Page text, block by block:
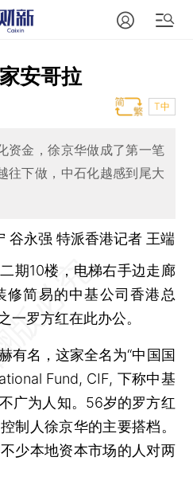
安哥拉
T中
资金，徐京华做成了第一笔
往下做，中石化越感到尾大
谷永强 特派香港记者 王端
10楼，电梯右手边走廊
修简易的中基公司香港总
一罗方红在此办公。
名，这家全名为“中国国
Fund, CIF, 下称中基
广为人知。56岁的罗方红
制人徐京华的主要搭档。
少本地资本市场的人对两